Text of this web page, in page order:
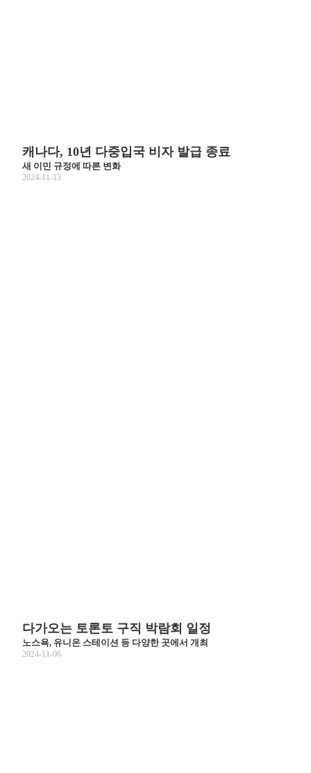
캐나다, 10년 다중입국 비자 발급 종료
새 이민 규정에 따른 변화
2024-11-15
다가오는 토론토 구직 박람회 일정
노스욕, 유니온 스테이션 등 다양한 곳에서 개최
2024-11-06